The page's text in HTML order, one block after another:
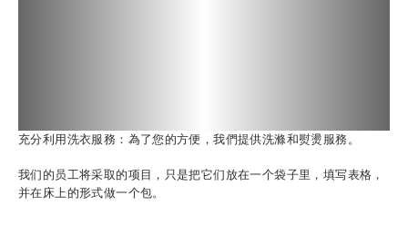
充分利用洗衣服務：為了您的方便，我們提供洗滌和熨燙服務。
我们的员工将采取的项目，只是把它们放在一个袋子里，填写表格，
并在床上的形式做一个包。